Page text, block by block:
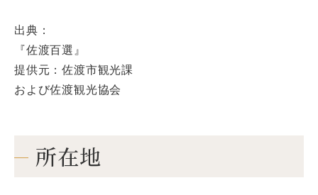
出典：
『佐渡百選』
提供元：佐渡市観光課
および佐渡観光協会
所在地